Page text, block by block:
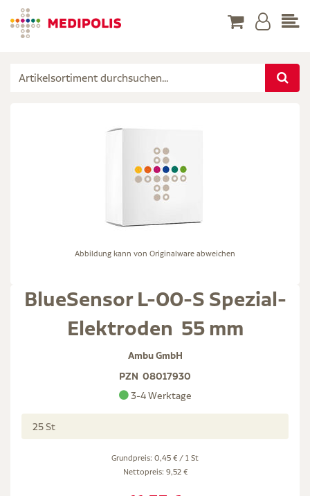
Abbildung kann von Originalware abweichen
BlueSensor L-00-S Spezial-
Elektroden  55 mm
Ambu GmbH
PZN 08017930
3-4 Werktage
25 St
Grundpreis: 0,45 € / 1 St
Nettopreis: 9,52 €